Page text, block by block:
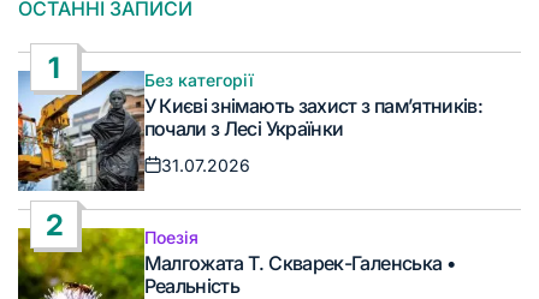
ОСТАННІ ЗАПИСИ
1
Опублікувати
у
Без категорії
У Києві знімають захист з пам’ятників:
почали з Лесі Українки
Дата
31.07.2026
2
Опублікувати
у
Поезія
Малгожата Т. Скварек-Галенська •
Реальність